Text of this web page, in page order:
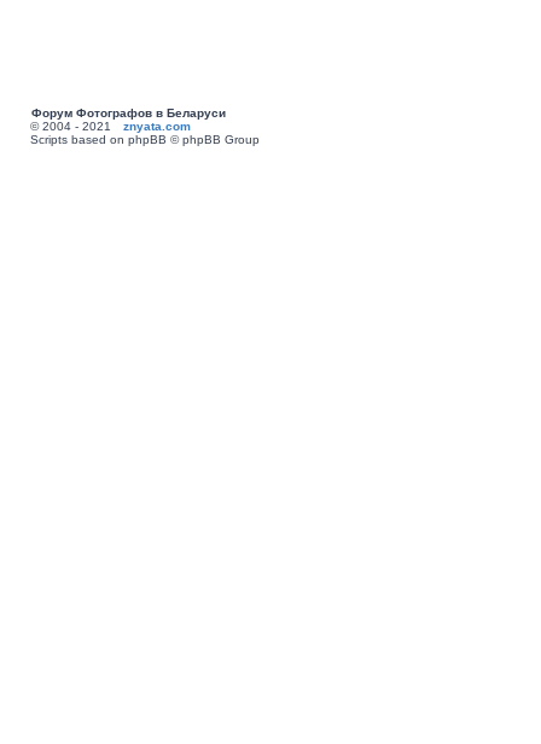
Форум Фотографов в Беларуси
© 2004 - 2021 znyata.com
Scripts based on phpBB © phpBB Group